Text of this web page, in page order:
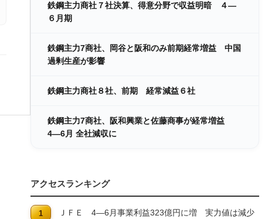
鉄鋼主力商社７社決算、得意分野で収益明暗 ４―
６月期
鉄鋼主力7商社、岡谷と阪和のみ前期経常増益 中国
過剰生産が影響
鉄鋼主力商社８社、前期 経常減益６社
鉄鋼主力7商社、阪和興業と佐藤商事が経常増益
4―6月 全社減収に
アクセスランキング
ＪＦＥ 4―6月事業利益323億円に増 実力値は減少